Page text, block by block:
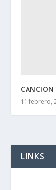
CANCION
11 febrero,
LINKS